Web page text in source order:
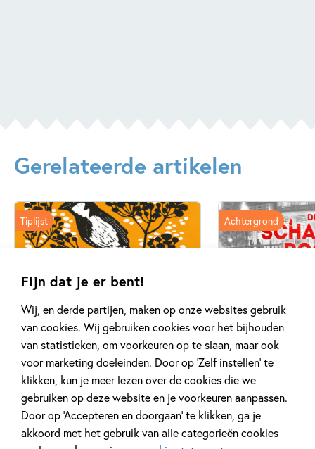
Fijn dat je er bent!
Wij, en derde partijen, maken op onze websites gebruik
van cookies. Wij gebruiken cookies voor het bijhouden
van statistieken, om voorkeuren op te slaan, maar ook
voor marketing doeleinden. Door op ‘Zelf instellen’ te
klikken, kun je meer lezen over de cookies die we
gebruiken op deze website en je voorkeuren aanpassen.
Door op ‘Accepteren en doorgaan’ te klikken, ga je
akkoord met het gebruik van alle categorieën cookies
Gerelateerde artikelen
27 APRIL 2026
De mooiste cadeauboeken
voor Moederdag
Tiplijst
Lees meer
20 APRIL 2026
Oplossing
puzzel!
Achtergrond